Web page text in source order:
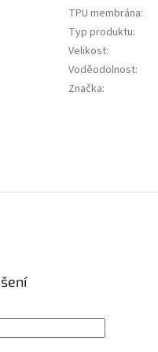
TPU membrána:
Typ produktu:
Velikost:
Voděodolnost:
Značka: